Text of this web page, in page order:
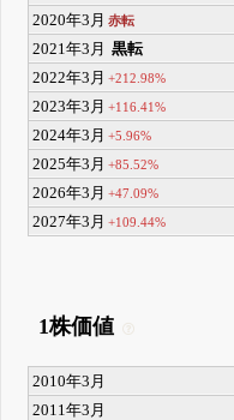
2020年3月 赤転
2021年3月 黒転
2022年3月 +212.98%
2023年3月 +116.41%
2024年3月 +5.96%
2025年3月 +85.52%
2026年3月 +47.09%
2027年3月 +109.44%
1株価値
2010年3月
2011年3月